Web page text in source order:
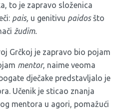
to je zapravo složenica
pais, u genitivu paidosšto
žudim.
Grčkoj je zapravo bio pojam
mentor, naime veoma
dječake predstavljalo je
Učenik je sticao znanja
mentora u agori, pomažući